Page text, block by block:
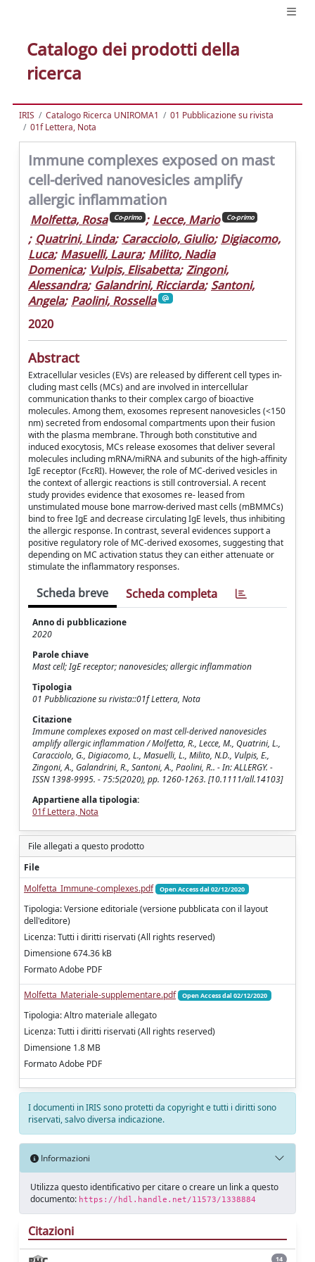
Catalogo dei prodotti della
ricerca
IRIS Catalogo Ricerca UNIROMA1
01 Pubblicazione su rivista
01f Lettera, Nota
Immune complexes exposed on mast
cell-derived nanovesicles amplify
allergic inflammation
Molfetta, Rosa Co-primo ; Lecce, Mario Co-primo
; Quatrini, Linda; Caracciolo, Giulio; Digiacomo,
Luca; Masuelli, Laura; Milito, Nadia
Domenica; Vulpis, Elisabetta; Zingoni,
Alessandra; Galandrini, Ricciarda; Santoni,
Angela; Paolini, Rossella
2020
Abstract
Extracellular vesicles (EVs) are released by different cell types in-
cluding mast cells (MCs) and are involved in intercellular
communication thanks to their complex cargo of bioactive
molecules. Among them, exosomes represent nanovesicles (<150
nm) secreted from endosomal compartments upon their fusion
with the plasma membrane. Through both constitutive and
induced exocytosis, MCs release exosomes that deliver several
molecules including mRNA/miRNA and subunits of the high-affinity
IgE receptor (FcεRI). However, the role of MC-derived vesicles in
the context of allergic reactions is still controversial. A recent
study provides evidence that exosomes re- leased from
unstimulated mouse bone marrow-derived mast cells (mBMMCs)
bind to free IgE and decrease circulating IgE levels, thus inhibiting
the allergic response. In contrast, several evidences support a
positive regulatory role of MC-derived exosomes, suggesting that
depending on MC activation status they can either attenuate or
stimulate the inflammatory responses.
Scheda breve Scheda completa
Anno di pubblicazione
2020
Parole chiave
Mast cell; IgE receptor; nanovesicles; allergic inflammation
Tipologia
01 Pubblicazione su rivista::01f Lettera, Nota
Citazione
Immune complexes exposed on mast cell-derived nanovesicles
amplify allergic inflammation / Molfetta, R., Lecce, M., Quatrini, L.,
Caracciolo, G., Digiacomo, L., Masuelli, L., Milito, N.D., Vulpis, E.,
Zingoni, A., Galandrini, R., Santoni, A., Paolini, R.. - In: ALLERGY. -
ISSN 1398-9995. - 75:5(2020), pp. 1260-1263. [10.1111/all.14103]
Appartiene alla tipologia:
01f Lettera, Nota
File allegati a questo prodotto
File
Molfetta_Immune-complexes.pdf
Open Access dal 02/12/2020
Tipologia: Versione editoriale (versione pubblicata con il layout
dell'editore)
Licenza: Tutti i diritti riservati (All rights reserved)
Dimensione 674.36 kB
Formato Adobe PDF
Molfetta_Materiale-supplementare.pdf Open Access dal 02/12/2020
Tipologia: Altro materiale allegato
Licenza: Tutti i diritti riservati (All rights reserved)
Dimensione 1.8 MB
Formato Adobe PDF
I documenti in IRIS sono protetti da copyright e tutti i diritti sono
riservati, salvo diversa indicazione.
Informazioni
Utilizza questo identificativo per citare o creare un link a questo
documento: https://hdl.handle.net/11573/1338884
Citazioni
14